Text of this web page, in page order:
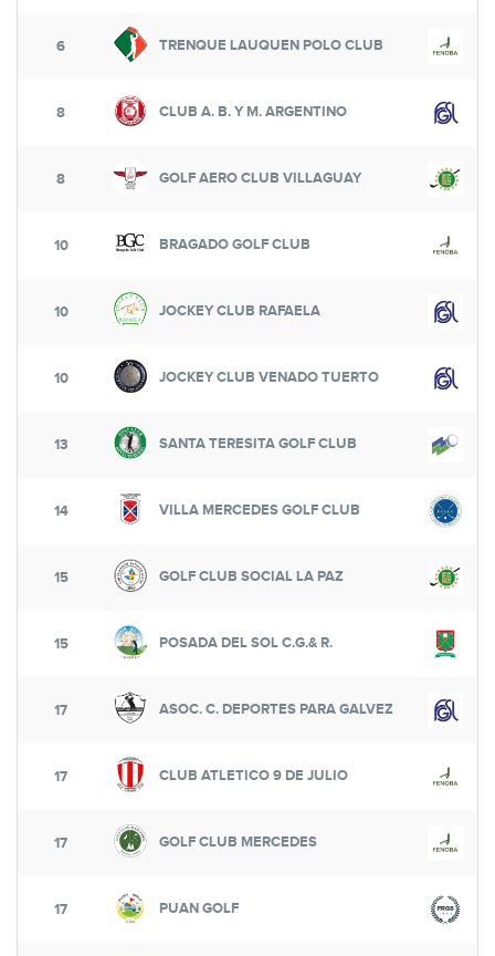
6 TRENQUE LAUQUEN POLO CLUB
8 CLUB A. B. Y M. ARGENTINO
8 GOLF AERO CLUB VILLAGUAY
10 BRAGADO GOLF CLUB
10 JOCKEY CLUB RAFAELA
10 JOCKEY CLUB VENADO TUERTO
13 SANTA TERESITA GOLF CLUB
14 VILLA MERCEDES GOLF CLUB
15 GOLF CLUB SOCIAL LA PAZ
15 POSADA DEL SOL C.G.& R.
17 ASOC. C. DEPORTES PARA GALVEZ
17 CLUB ATLETICO 9 DE JULIO
17 GOLF CLUB MERCEDES
17 PUAN GOLF